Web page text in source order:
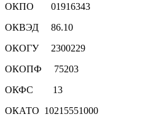
ОКПО 01916343
ОКВЭД 86.10
ОКОГУ 2300229
ОКОПФ 75203
ОКФС 13
ОКАТО 10215551000